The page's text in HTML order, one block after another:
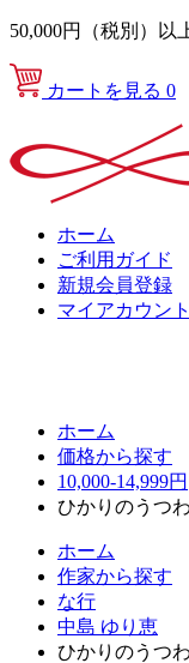
50,000円（税別）以
カートを見る 0
ホーム
ご利用ガイド
新規会員登録
マイアカウント
ホーム
価格から探す
10,000-14,999円
ひかりのうつ
ホーム
作家から探す
な行
中島 ゆり恵
ひかりのうつ